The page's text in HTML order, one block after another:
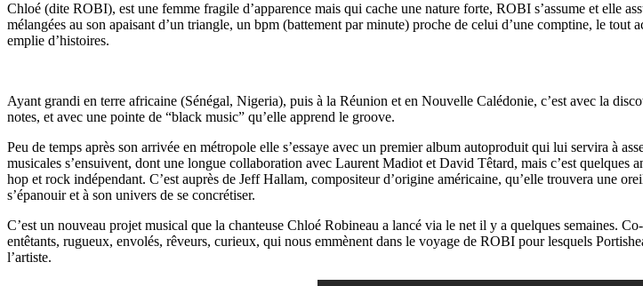
Chloé (dite ROBI), est une femme fragile d’apparence mais qui cache une nature forte, ROBI s’assume et elle
mélangées au son apaisant d’un triangle, un bpm (battement par minute) proche de celui d’une comptine, le
emplie d’histoires.
Ayant grandi en terre africaine (Sénégal, Nigeria), puis à la Réunion et en Nouvelle Calédonie, c’est avec la
notes, et avec une pointe de “black music” qu’elle apprend le groove.
Peu de temps après son arrivée en métropole elle s’essaye avec un premier album autoproduit qui lui servira à
musicales s’ensuivent, dont une longue collaboration avec Laurent Madiot et David Têtard, mais c’est quelques
hop et rock indépendant. C’est auprès de Jeff Hallam, compositeur d’origine américaine, qu’elle trouvera une
s’épanouir et à son univers de se concrétiser.
C’est un nouveau projet musical que la chanteuse Chloé Robineau a lancé via le net il y a quelques semaines.
entêtants, rugueux, envolés, rêveurs, curieux, qui nous emmènent dans le voyage de ROBI pour lesquels
l’artiste.